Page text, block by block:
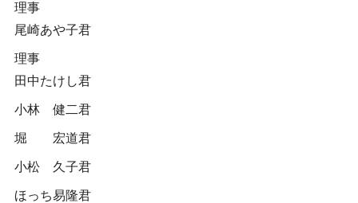
理事
尾崎あや子君
理事
田中たけし君
小林 健二君
堀 宏道君
小松 久子君
ほっち易隆君